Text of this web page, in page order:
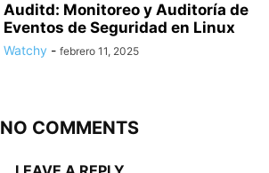
Auditd: Monitoreo y Auditoría de
Eventos de Seguridad en Linux
Watchy - febrero 11, 2025
NO COMMENTS